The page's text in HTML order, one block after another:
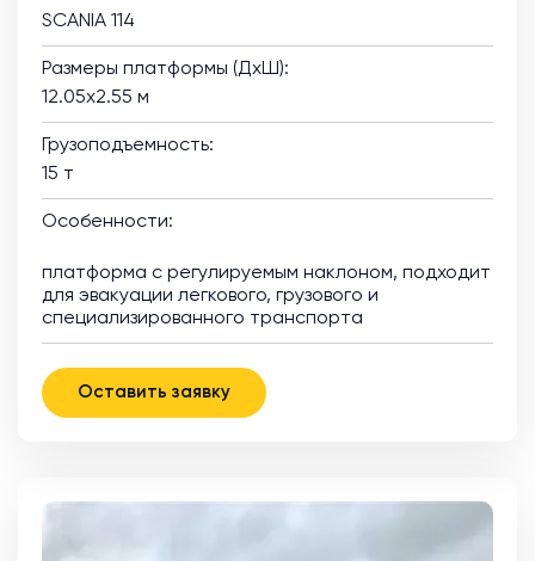
SCANIA 114
Размеры платформы (ДхШ):
12.05х2.55 м
Грузоподъемность:
15 т
Особенности:
платформа с регулируемым наклоном, подходит
для эвакуации легкового, грузового и
специализированного транспорта
Оставить заявку